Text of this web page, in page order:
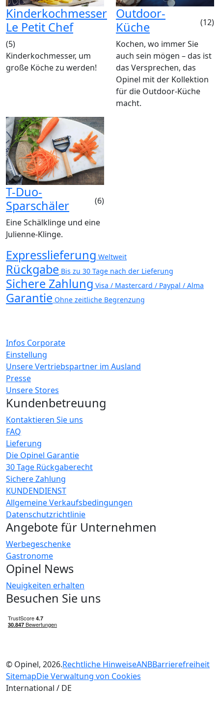
Kinderkochmesser
Le Petit Chef
(5)
Kinderkochmesser, um
große Köche zu werden!
Outdoor-
Küche
(12)
Kochen, wo immer Sie
auch sein mögen – das ist
das Versprechen, das
Opinel mit der Kollektion
für die Outdoor-Küche
macht.
T-Duo-
Sparschäler
(6)
Eine Schälklinge und eine
Julienne-Klinge.
Expresslieferung Weltweit
Rückgabe Bis zu 30 Tage nach der Lieferung
Sichere Zahlung Visa / Mastercard / Paypal / Alma
Garantie Ohne zeitliche Begrenzung
Infos Corporate
Einstellung
Unsere Vertriebspartner im Ausland
Presse
Unsere Stores
Kundenbetreuung
Kontaktieren Sie uns
FAQ
Lieferung
Die Opinel Garantie
30 Tage Rückgaberecht
Sichere Zahlung
KUNDENDIENST
Allgemeine Verkaufsbedingungen
Datenschutzrichtlinie
Angebote für Unternehmen
Werbegeschenke
Gastronome
Opinel News
Neuigkeiten erhalten
Besuchen Sie uns
© Opinel, 2026.Rechtliche HinweiseANBBarrierefreiheit
SitemapDie Verwaltung von Cookies
International / DE